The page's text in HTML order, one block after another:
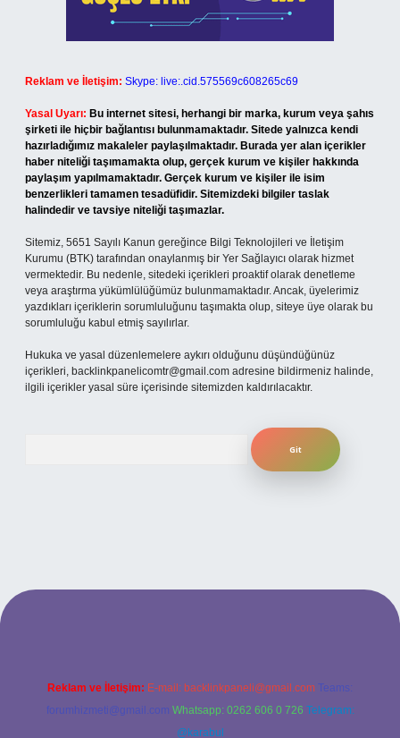
Reklam ve İletişim: Skype: live:.cid.575569c608265c69
Yasal Uyarı: Bu internet sitesi, herhangi bir marka, kurum veya şahıs
şirketi ile hiçbir bağlantısı bulunmamaktadır. Sitede yalnızca kendi
hazırladığımız makaleler paylaşılmaktadır. Burada yer alan içerikler
haber niteliği taşımamakta olup, gerçek kurum ve kişiler hakkında
paylaşım yapılmamaktadır. Gerçek kurum ve kişiler ile isim
benzerlikleri tamamen tesadüfidir. Sitemizdeki bilgiler taslak
halindedir ve tavsiye niteliği taşımazlar.
Sitemiz, 5651 Sayılı Kanun gereğince Bilgi Teknolojileri ve İletişim
Kurumu (BTK) tarafından onaylanmış bir Yer Sağlayıcı olarak hizmet
vermektedir. Bu nedenle, sitedeki içerikleri proaktif olarak denetleme
veya araştırma yükümlülüğümüz bulunmamaktadır. Ancak, üyelerimiz
yazdıkları içeriklerin sorumluluğunu taşımakta olup, siteye üye olarak bu
sorumluluğu kabul etmiş sayılırlar.
Hukuka ve yasal düzenlemelere aykırı olduğunu düşündüğünüz
içerikleri, backlinkpanelicomtr@gmail.com adresine bildirmeniz halinde,
ilgili içerikler yasal süre içerisinde sitemizden kaldırılacaktır.
bahis
Reklam ve İletişim: E-mail: backlinkpaneli@gmail.com Teams:
forumhizmeti@gmail.com Whatsapp: 0262 606 0 726 Telegram:
@karabul